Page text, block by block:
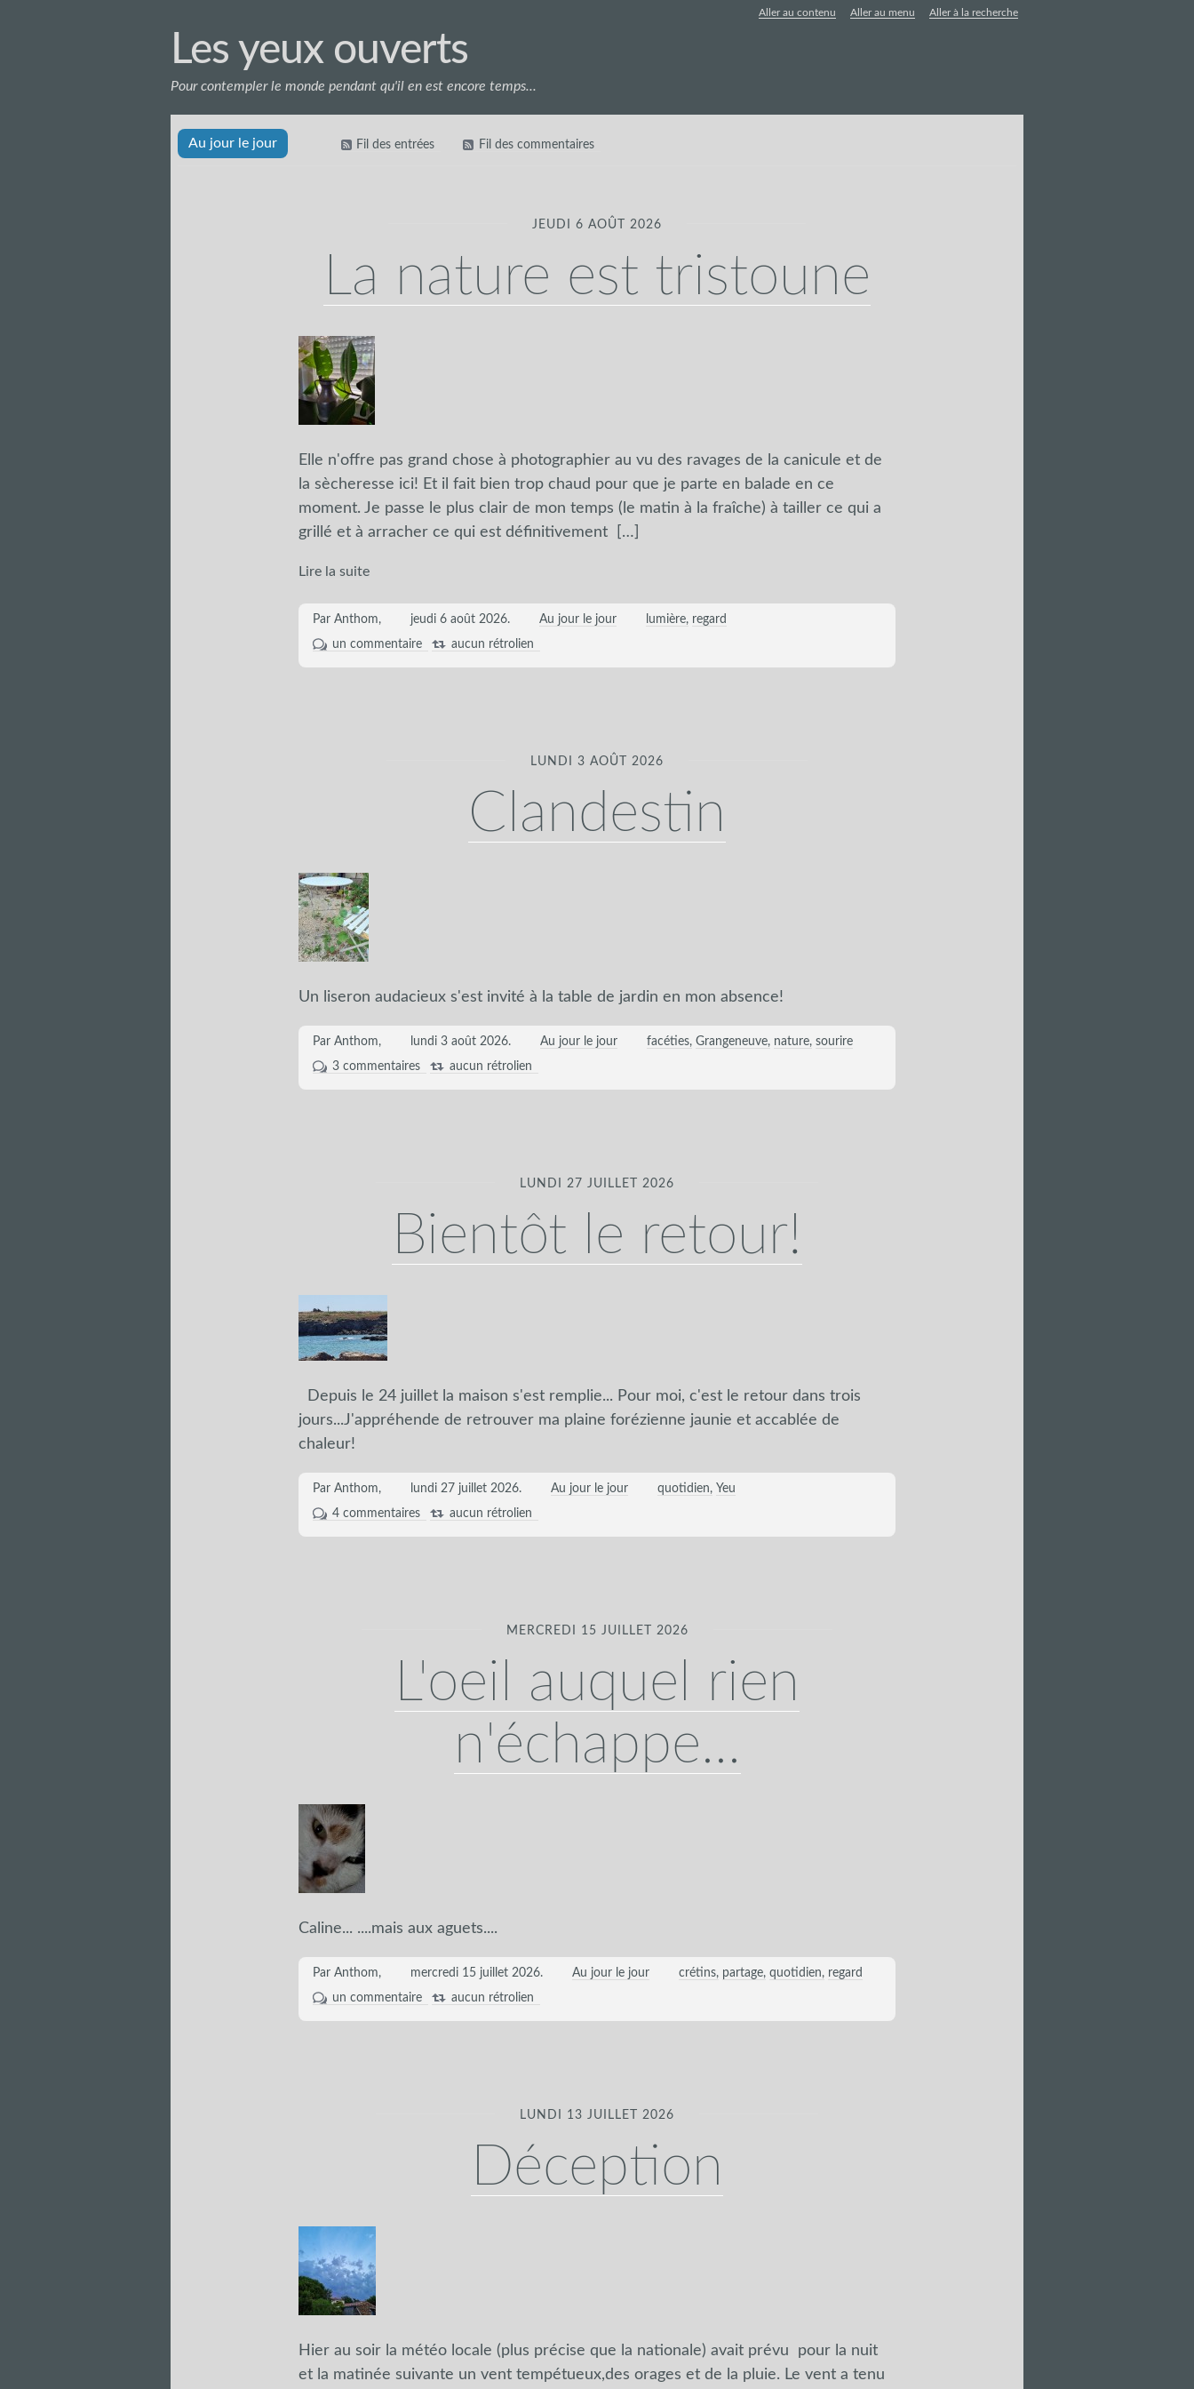
Aller au contenu Aller au menu Aller à la recherche
Les yeux ouverts
Pour contempler le monde pendant qu'il en est encore temps...
Au jour le jour Fil des entrées Fil des commentaires
JEUDI 6 AOÛT 2026
La nature est tristoune
Elle n'offre pas grand chose à photographier au vu des ravages de la canicule et de
la sècheresse ici! Et il fait bien trop chaud pour que je parte en balade en ce
moment. Je passe le plus clair de mon temps (le matin à la fraîche) à tailler ce qui a
grillé et à arracher ce qui est définitivement
[…]
Lire la suite
Par Anthom, jeudi 6 août 2026. Au jour le jour lumière regard
un commentaire
aucun rétrolien
LUNDI 3 AOÛT 2026
Clandestin
Un liseron audacieux s'est invité à la table de jardin en mon absence!
Par Anthom, lundi 3 août 2026. Au jour le jour facéties Grangeneuve nature sourire
3 commentaires
aucun rétrolien
LUNDI 27 JUILLET 2026
Bientôt le retour!
Depuis le 24 juillet la maison s'est remplie... Pour moi, c'est le retour dans trois
jours...J'appréhende de retrouver ma plaine forézienne jaunie et accablée de
chaleur!
Par Anthom, lundi 27 juillet 2026. Au jour le jour quotidien
Yeu
4 commentaires
aucun rétrolien
MERCREDI 15 JUILLET 2026
L'oeil auquel rien
n'échappe...
Caline... ....mais aux aguets....
Par Anthom, mercredi 15 juillet 2026. Au jour le jour crétins partage quotidien
regard
un commentaire
aucun rétrolien
LUNDI 13 JUILLET 2026
Déception
Hier au soir la météo locale (plus précise que la nationale) avait prévu pour la nuit
et la matinée suivante un vent tempétueux,des orages et de la pluie. Le vent a tenu